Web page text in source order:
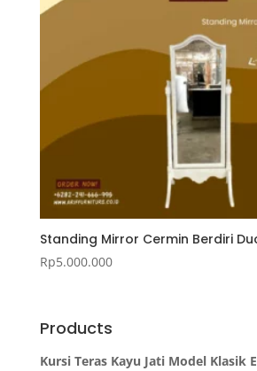
Standing Mirror Cermin Berdiri
Rp5.000.000
Products
Kursi Teras Kayu Jati Model Klasik